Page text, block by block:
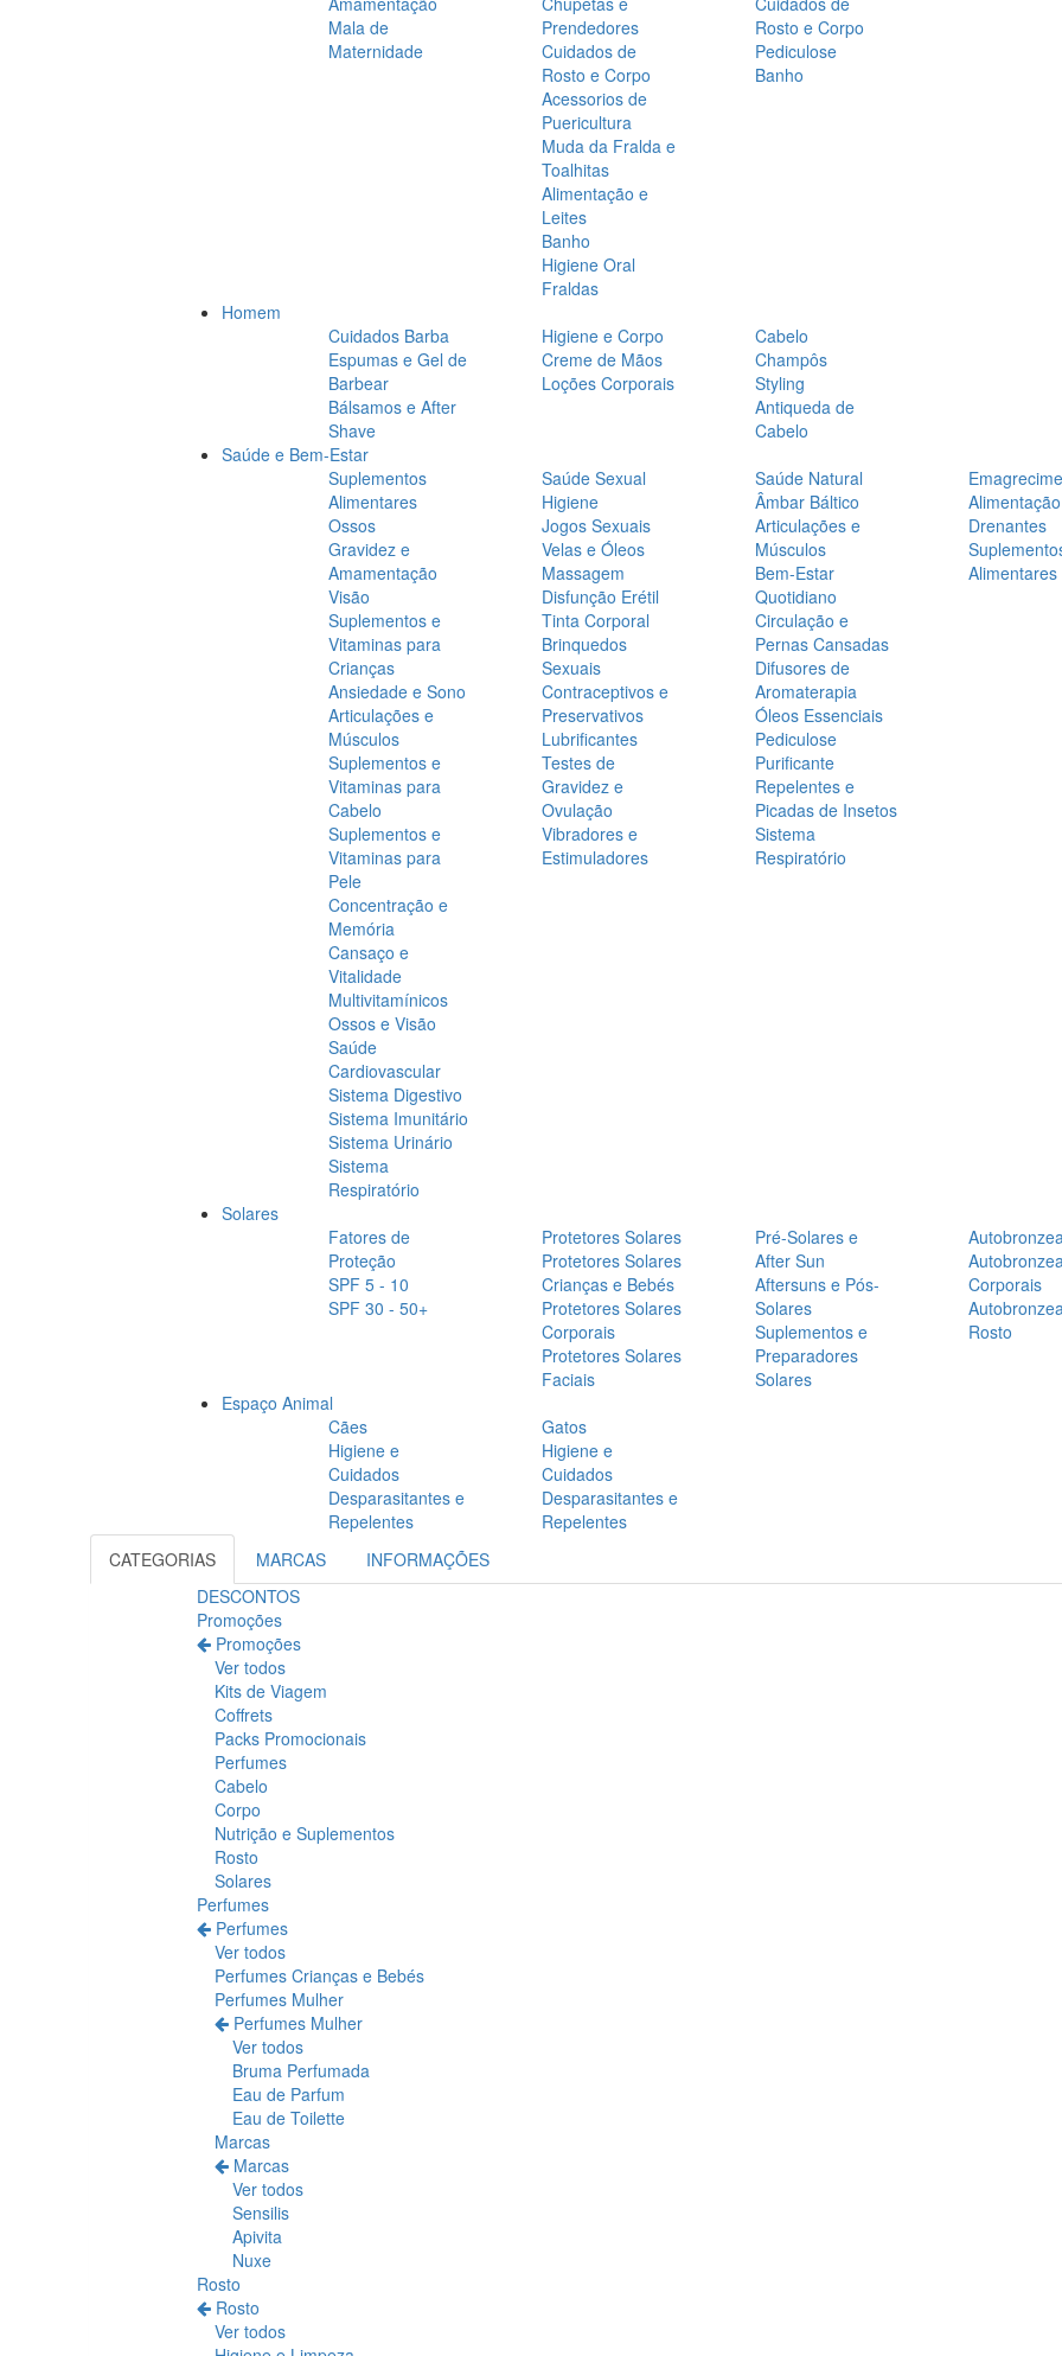
Mala de
Maternidade
Prendedores
Cuidados de
Rosto e Corpo
Acessorios de
Puericultura
Muda da Fralda e
Toalhitas
Alimentação e
Leites
Banho
Higiene Oral
Fraldas
Rosto e Corpo
Pediculose
Banho
Homem
Cuidados Barba
Espumas e Gel de
Barbear
Bálsamos e After
Shave
Higiene e Corpo
Creme de Mãos
Loções Corporais
Cabelo
Champôs
Styling
Antiqueda de
Cabelo
Saúde e Bem-Estar
Suplementos
Alimentares
Ossos
Gravidez e
Amamentação
Visão
Suplementos e
Vitaminas para
Crianças
Ansiedade e Sono
Articulações e
Músculos
Suplementos e
Vitaminas para
Cabelo
Suplementos e
Vitaminas para
Pele
Concentração e
Memória
Cansaço e
Vitalidade
Multivitamínicos
Ossos e Visão
Saúde
Cardiovascular
Sistema Digestivo
Sistema Imunitário
Sistema Urinário
Sistema
Respiratório
Saúde Sexual
Higiene
Jogos Sexuais
Velas e Óleos
Massagem
Disfunção Erétil
Tinta Corporal
Brinquedos
Sexuais
Contraceptivos e
Preservativos
Lubrificantes
Testes de
Gravidez e
Ovulação
Vibradores e
Estimuladores
Saúde Natural
Âmbar Báltico
Articulações e
Músculos
Bem-Estar
Quotidiano
Circulação e
Pernas Cansadas
Difusores de
Aromaterapia
Óleos Essenciais
Pediculose
Purificante
Repelentes e
Picadas de Insetos
Sistema
Respiratório
Alimentação
Drenantes
Alimentares
Solares
Fatores de
Proteção
SPF 5 - 10
SPF 30 - 50+
Protetores Solares
Protetores Solares
Crianças e Bebés
Protetores Solares
Corporais
Protetores Solares
Faciais
Pré-Solares e
After Sun
Aftersuns e Pós-
Solares
Suplementos e
Preparadores
Solares
Corporais
Rosto
Espaço Animal
Cães
Higiene e
Cuidados
Desparasitantes e
Repelentes
Gatos
Higiene e
Cuidados
Desparasitantes e
Repelentes
CATEGORIAS
MARCAS
INFORMAÇÕES
DESCONTOS
Promoções
Promoções
Ver todos
Kits de Viagem
Coffrets
Packs Promocionais
Perfumes
Cabelo
Corpo
Nutrição e Suplementos
Rosto
Solares
Perfumes
Perfumes
Ver todos
Perfumes Crianças e Bebés
Perfumes Mulher
Perfumes Mulher
Ver todos
Bruma Perfumada
Eau de Parfum
Eau de Toilette
Marcas
Marcas
Ver todos
Sensilis
Apivita
Nuxe
Rosto
Rosto
Ver todos